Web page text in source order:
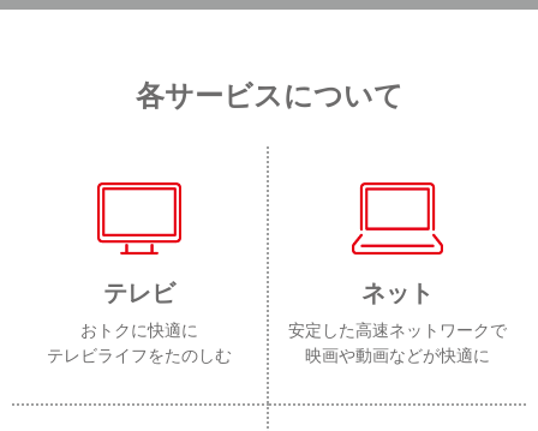
各サービスについて
テレビ
おトクに快適に
テレビライフをたのしむ
ネット
安定した高速ネットワークで
映画や動画などが快適に